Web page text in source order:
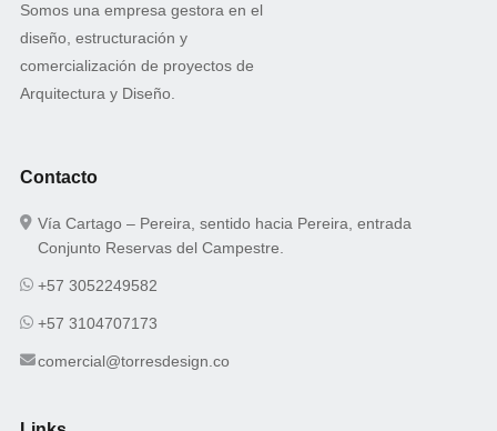
Somos una empresa gestora en el
diseño, estructuración y
comercialización de proyectos de
Arquitectura y Diseño.
Contacto
Vía Cartago – Pereira, sentido hacia Pereira, entrada
Conjunto Reservas del Campestre.
+57 3052249582
+57 3104707173
comercial@torresdesign.co